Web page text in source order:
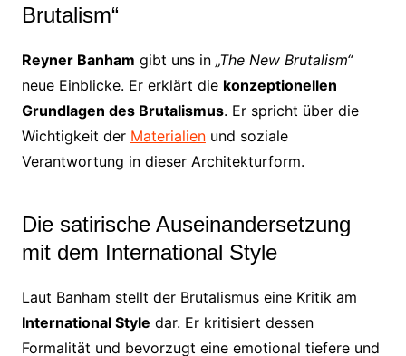
Brutalism“
Reyner Banham gibt uns in „The New Brutalism“
neue Einblicke. Er erklärt die konzeptionellen
Grundlagen des Brutalismus. Er spricht über die
Wichtigkeit der Materialienund soziale
Verantwortung in dieser Architekturform.
Die satirische Auseinandersetzung
mit dem International Style
Laut Banham stellt der Brutalismus eine Kritik am
International Style dar. Er kritisiert dessen
Formalität und bevorzugt eine emotional tiefere und